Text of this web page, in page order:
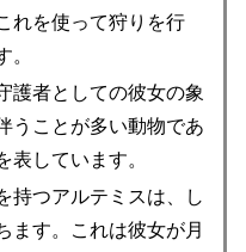
れを使って狩りを行
。
護者としての彼女の象
うことが多い動物であ
表しています。
持つアルテミスは、し
ます。これは彼女が月